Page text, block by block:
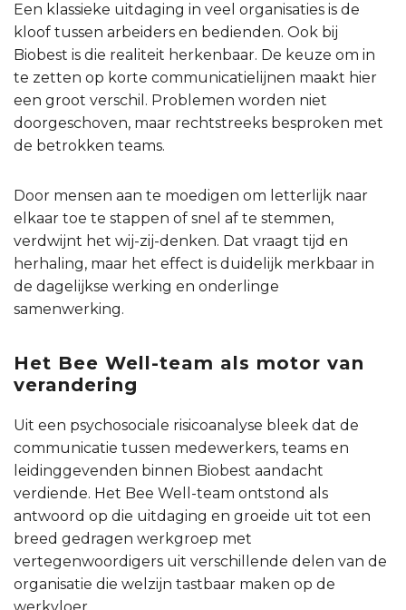
Een klassieke uitdaging in veel organisaties is de
kloof tussen arbeiders en bedienden. Ook bij
Biobest is die realiteit herkenbaar. De keuze om in
te zetten op korte communicatielijnen maakt hier
een groot verschil. Problemen worden niet
doorgeschoven, maar rechtstreeks besproken met
de betrokken teams.
Door mensen aan te moedigen om letterlijk naar
elkaar toe te stappen of snel af te stemmen,
verdwijnt het wij-zij-denken. Dat vraagt tijd en
herhaling, maar het effect is duidelijk merkbaar in
de dagelijkse werking en onderlinge
samenwerking.
Het Bee Well-team als motor van
verandering
Uit een psychosociale risicoanalyse bleek dat de
communicatie tussen medewerkers, teams en
leidinggevenden binnen Biobest aandacht
verdiende. Het Bee Well-team ontstond als
antwoord op die uitdaging en groeide uit tot een
breed gedragen werkgroep met
vertegenwoordigers uit verschillende delen van de
organisatie die welzijn tastbaar maken op de